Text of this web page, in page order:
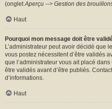
(ongletAperçu --> Gestion des
Haut
Pourquoi mon message doit être
L’administrateur peut avoir décidé que
vous postez nécessitent d’être validés
que l’administrateur vous ait placé
être validés avant d’être publiés.
d’informations.
Haut